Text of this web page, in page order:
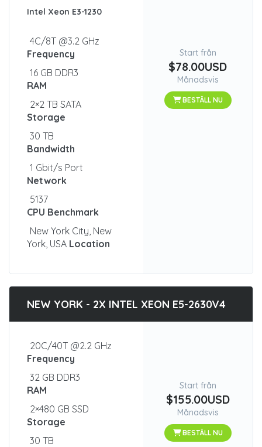
Intel Xeon E3-1230
4C/8T @3.2 GHz
Frequency
16 GB DDR3
RAM
2×2 TB SATA
Storage
30 TB
Bandwidth
1 Gbit/s Port
Network
5137
CPU Benchmark
New York City, New
York, USA Location
Start från
$78.00USD
Månadsvis
BESTÄLL NU
NEW YORK - 2X INTEL XEON E5-2630V4
20C/40T @2.2 GHz
Frequency
32 GB DDR3
RAM
2×480 GB SSD
Storage
30 TB
Start från
$155.00USD
Månadsvis
BESTÄLL NU